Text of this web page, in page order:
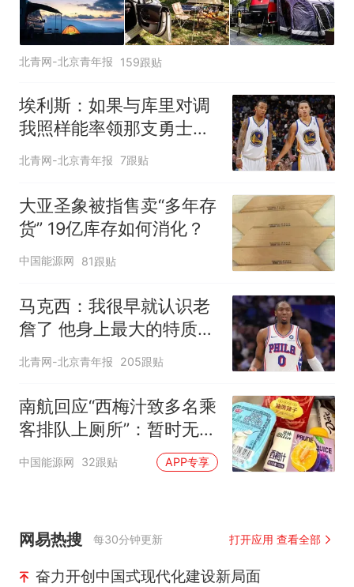
北青网-北京青年报 159跟贴
埃利斯：如果与库里对调
我照样能率领那支勇士取
得现在的成就
北青网-北京青年报 7跟贴
大亚圣象被指售卖“多年存
货” 19亿库存如何消化？
中国能源网 81跟贴
马克西：我很早就认识老
詹了 他身上最大的特质就
是谦逊
北青网-北京青年报 205跟贴
南航回应“西梅汁致多名乘
客排队上厕所”：暂时无法
核查是否发放西梅汁
中国能源网 32跟贴 APP专享
网易热搜 每30分钟更新 打开应用 查看全部
奋力开创中国式现代化建设新局面